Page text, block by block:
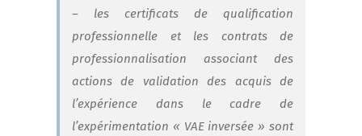
– les certificats de qualification
professionnelle et les contrats de
professionnalisation associant des
actions de validation des acquis de
l’expérience dans le cadre de
l’expérimentation « VAE inversée » sont